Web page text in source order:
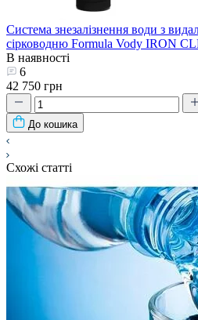
Система знезалізнення води з
сірководню Formula Vody IRON
В наявності
6
42 750 грн
До кошика
Схожі статті